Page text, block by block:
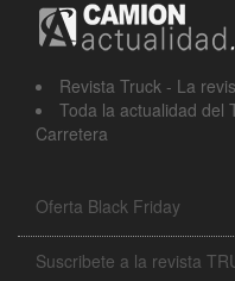
Revista Truck - La
Toda la actualidad del
Carretera
Oferta Black Friday
Suscribete a la revista